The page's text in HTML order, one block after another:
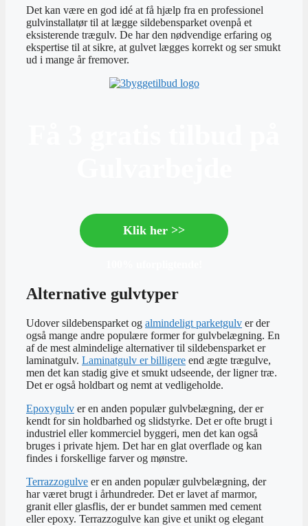
Det kan være en god idé at få hjælp fra en professionel
gulvinstallatør til at lægge sildebensparket ovenpå et
eksisterende trægulv. De har den nødvendige erfaring og
ekspertise til at sikre, at gulvet lægges korrekt og ser smukt
ud i mange år fremover.
Klik her >>
Alternative gulvtyper
Udover sildebensparket og almindeligt parketgulv er der
også mange andre populære former for gulvbelægning. En
af de mest almindelige alternativer til sildebensparket er
laminatgulv. Laminatgulv er billigere end ægte trægulve,
men det kan stadig give et smukt udseende, der ligner træ.
Det er også holdbart og nemt at vedligeholde.
Epoxygulv er en anden populær gulvbelægning, der er
kendt for sin holdbarhed og slidstyrke. Det er ofte brugt i
industriel eller kommerciel byggeri, men det kan også
bruges i private hjem. Det har en glat overflade og kan
findes i forskellige farver og mønstre.
Terrazzogulve er en anden populær gulvbelægning, der
har været brugt i århundreder. Det er lavet af marmor,
granit eller glasflis, der er bundet sammen med cement
eller epoxy. Terrazzogulve kan give et unikt og elegant